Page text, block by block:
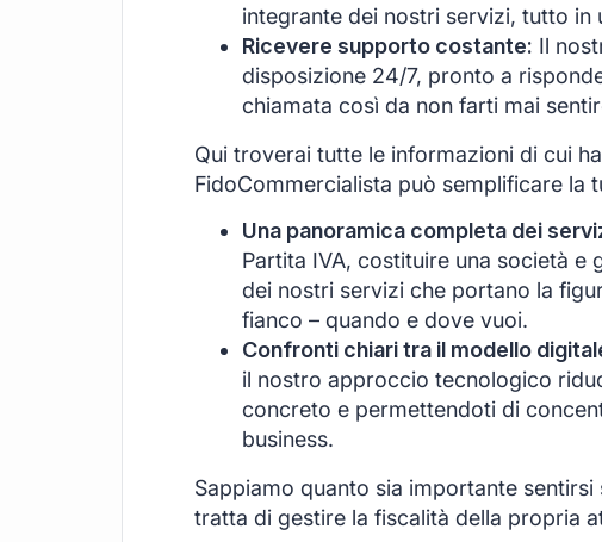
integrante dei nostri servizi, tutto in
Ricevere supporto costante: Il
disposizione 24/7, pronto a
chiamata così da non farti mai
Qui troverai tutte le informazioni di cui
FidoCommercialista può semplificare la
Una panoramica completa dei
Partita IVA, costituire una società e
dei nostri servizi che portano la
fianco – quando e dove vuoi.
Confronti chiari tra il modello
il nostro approccio tecnologico
concreto e permettendoti di
business.
Sappiamo quanto sia importante
tratta di gestire la fiscalità della propria